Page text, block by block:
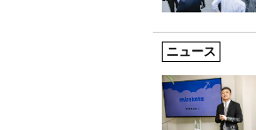
ニュース